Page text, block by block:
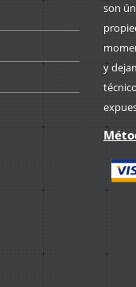
son
y